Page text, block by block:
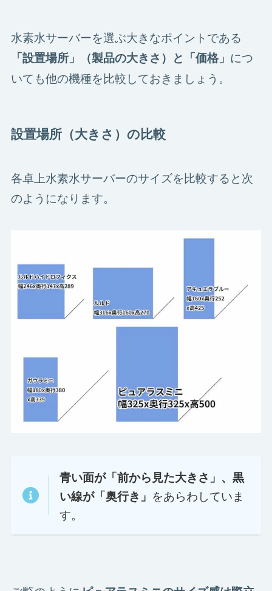
水素水サーバーを選ぶ大きなポイントである
「設置場所」（製品の大きさ）と「価格」 につ
いても他の機種を比較しておきましょう。
設置場所（大きさ）の比較
各卓上水素水サーバーのサイズを比較すると次
のようになります。
青い面が「前から見た大きさ」、黒
い線が「奥行き」 をあらわしていま
す。